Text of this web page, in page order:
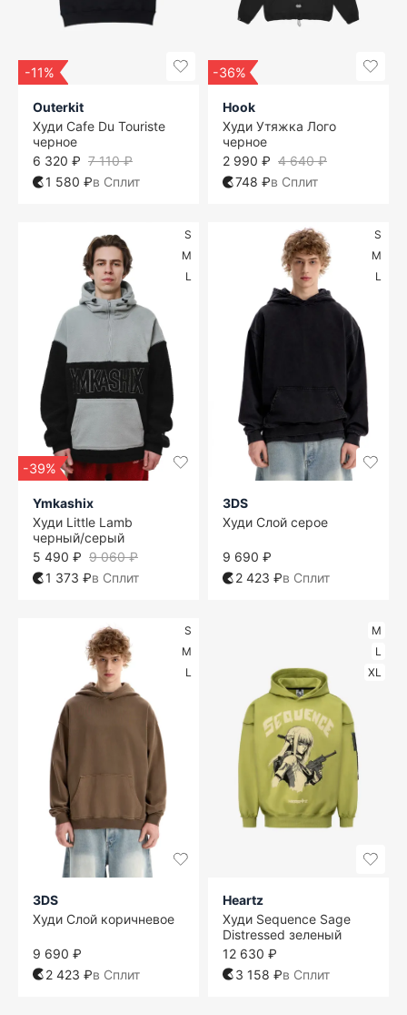
-11%
Outerkit
Худи Cafe Du Touriste
черное
7 110 ₽
6 320 ₽
1 580 ₽в Сплит
-36%
Hook
Худи Утяжка Лого
черное
4 640 ₽
2 990 ₽
748 ₽в Сплит
S
M
L
-39%
Ymkashix
Худи Little Lamb
черный/серый
9 060 ₽
5 490 ₽
1 373 ₽в Сплит
S
M
L
3DS
Худи Слой серое
9 690 ₽
2 423 ₽в Сплит
S
M
L
3DS
Худи Слой коричневое
9 690 ₽
2 423 ₽в Сплит
M
L
XL
Heartz
Худи Sequence Sage
Distressed зеленый
12 630 ₽
3 158 ₽в Сплит